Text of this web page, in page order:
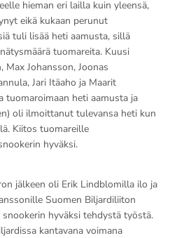
hieman eri lailla kuin yleensä,
eikä kukaan perunut
tuli lisää heti aamusta, sillä
tuomareita. Kuusi
Johansson, Joonas
Jari Itäaho ja Maarit
tuomaroimaan heti aamusta ja
oli ilmoittanut tulevansa heti kun
Kiitos tuomareille
hyväksi.
jälkeen oli Erik Lindblomilla ilo ja
Suomen Biljardiliiton
hyväksi tehdystä työstä.
kantavana voimana